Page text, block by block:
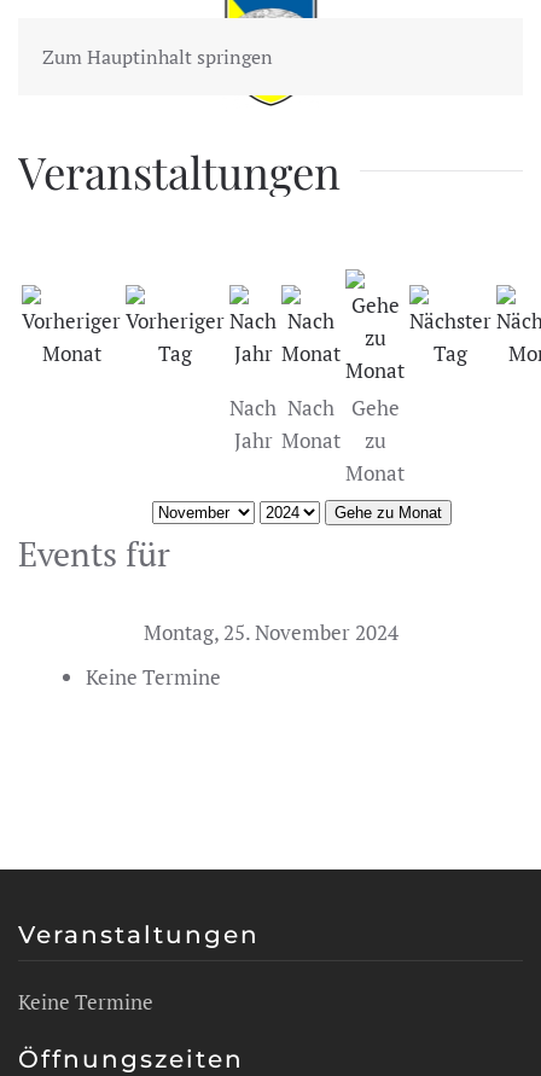
Zum Hauptinhalt springen
Veranstaltungen
Nach
Jahr
Nach
Monat
Gehe
zu
Monat
Gehe zu Monat
Events für
Montag, 25. November 2024
Keine Termine
Veranstaltungen
Keine Termine
Öffnungszeiten